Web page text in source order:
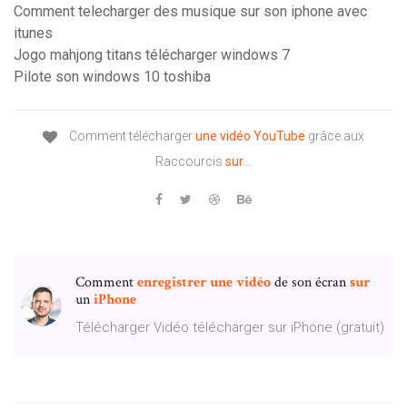
Comment telecharger des musique sur son iphone avec
itunes
Jogo mahjong titans télécharger windows 7
Pilote son windows 10 toshiba
Comment téléchargerune vidéo YouTube grâce aux
Raccourcis sur
Commentenregistrerunevidéode son écransur
uniPhone
Télécharger Vidéo télécharger sur iPhone (gratuit)